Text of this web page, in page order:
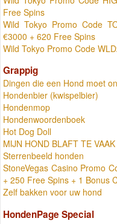
Free Spins
Wild Tokyo Promo Code
€3000 + 620 Free Spins
Wild Tokyo Promo Code
Grappig
Dingen die een Hond moet
Hondenbier (kwispelbier)
Hondenmop
Hondenwoordenboek
Hot Dog Doll
MIJN HOND BLAFT TE VAAK
Sterrenbeeld honden
StoneVegas Casino Promo
+ 250 Free Spins + 1 Bonus
Zelf bakken voor uw hond
HondenPage Special